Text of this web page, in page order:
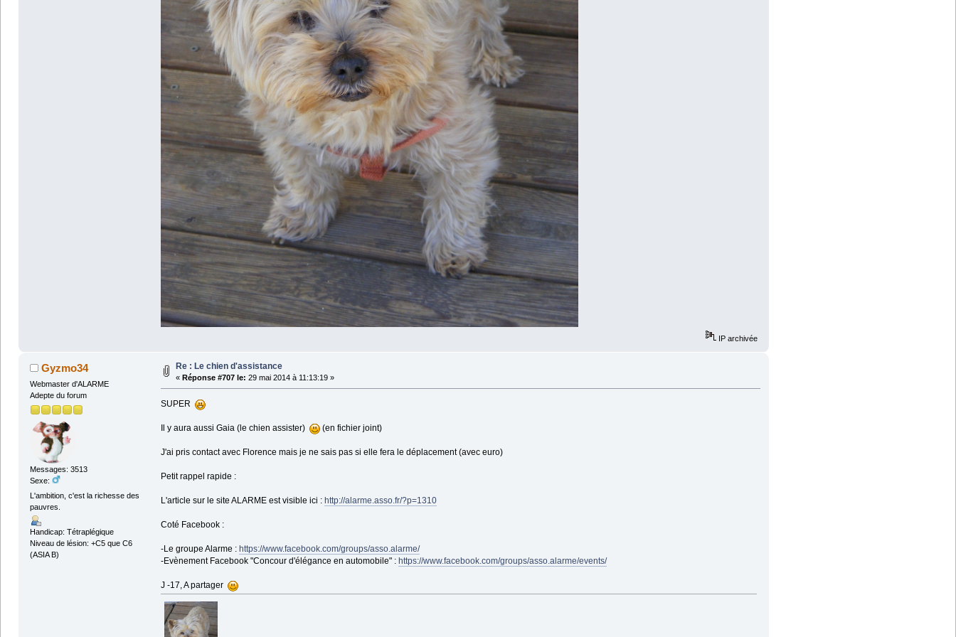
IP archivée
Gyzmo34
Webmaster d'ALARME
Adepte du forum
Messages: 3513
Sexe:
L'ambition, c'est la richesse des
pauvres.
Handicap: Tétraplégique
Niveau de lésion: +C5 que C6
(ASIA B)
Re : Le chien d'assistance
« Réponse #707 le: 29 mai 2014 à 11:13:19 »
SUPER
Il y aura aussi Gaia (le chien assister) (en fichier joint)
J'ai pris contact avec Florence mais je ne sais pas si elle fera le déplacement (avec euro)
Petit rappel rapide :
L'article sur le site ALARME est visible ici : http://alarme.asso.fr/?p=1310
Coté Facebook :
-Le groupe Alarme : https://www.facebook.com/groups/asso.alarme/
-Evènement Facebook "Concour d'élégance en automobile" : https://www.facebook.com/groups/asso.alarme/events/
J -17, A partager